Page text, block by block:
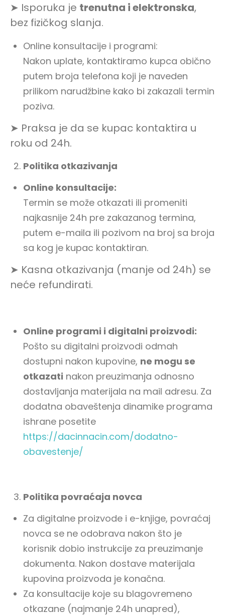
➤ Isporuka je trenutna i elektronska,
bez fizičkog slanja.
Online konsultacije i programi:
Nakon uplate, kontaktiramo kupca obično
putem broja telefona koji je naveden
prilikom narudžbine kako bi zakazali termin
poziva.
➤ Praksa je da se kupac kontaktira u
roku od 24h.
Politika otkazivanja
Online konsultacije:
Termin se može otkazati ili promeniti
najkasnije 24h pre zakazanog termina,
putem e-maila ili pozivom na broj sa broja
sa kog je kupac kontaktiran.
➤ Kasna otkazivanja (manje od 24h) se
neće refundirati.
Online programi i digitalni proizvodi:
Pošto su digitalni proizvodi odmah
dostupni nakon kupovine, ne mogu se
otkazati nakon preuzimanja odnosno
dostavljanja materijala na mail adresu. Za
dodatna obaveštenja dinamike programa
ishrane posetite
https://dacinnacin.com/dodatno-
obavestenje/
Politika povraćaja novca
Za digitalne proizvode i e-knjige, povraćaj
novca se ne odobrava nakon što je
korisnik dobio instrukcije za preuzimanje
dokumenta. Nakon dostave materijala
kupovina proizvoda je konačna.
Za konsultacije koje su blagovremeno
otkazane (najmanje 24h unapred),